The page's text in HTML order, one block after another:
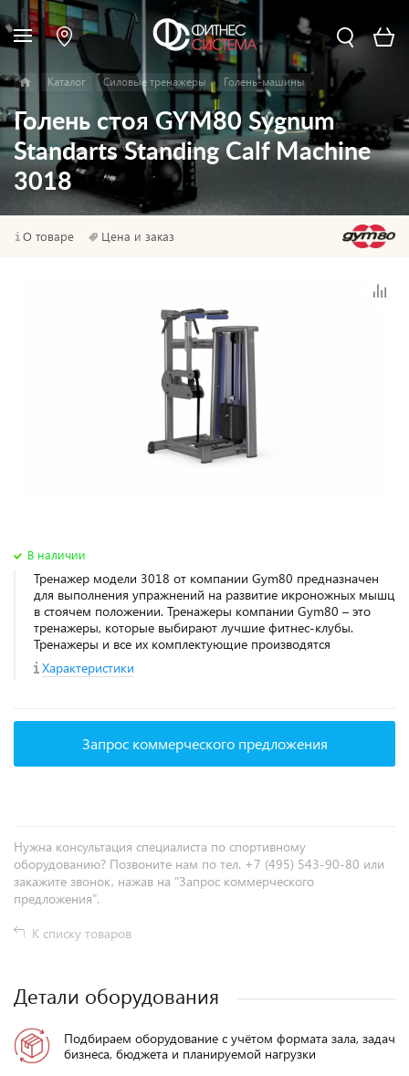
Каталог Силовые тренажеры Голень-машины
Голень стоя GYM80 Sygnum
Standarts Standing Calf Machine
3018
О товаре Цена и заказ
В наличии
Тренажер модели 3018 от компании Gym80 предназначен
для выполнения упражнений на развитие икроножных мышц
в стоячем положении. Тренажеры компании Gym80 – это
тренажеры, которые выбирают лучшие фитнес-клубы.
Тренажеры и все их комплектующие производятся
Характеристики
Запрос коммерческого предложения
Нужна консультация специалиста по спортивному
оборудованию? Позвоните нам по тел. +7 (495) 543-90-80 или
закажите звонок, нажав на "Запрос коммерческого
предложения".
К списку товаров
Детали оборудования
Подбираем оборудование с учётом формата зала, задач
бизнеса, бюджета и планируемой нагрузки